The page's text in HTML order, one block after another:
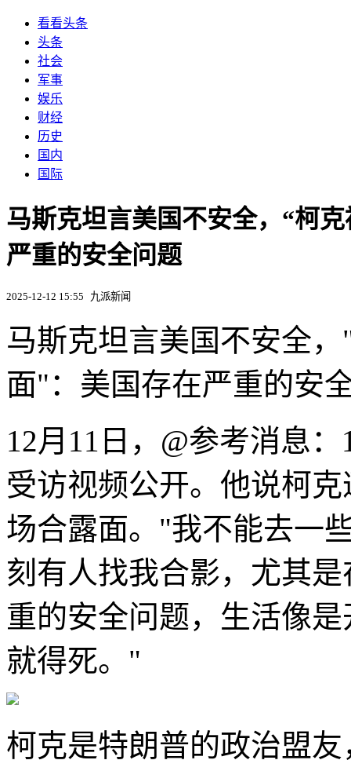
看看头条
头条
社会
军事
娱乐
财经
历史
国内
国际
马斯克坦言美国不安全，“柯
严重的安全问题
2025-12-12 15:55 九派新闻
马斯克坦言美国不安全
面"：美国存在严重的安
12月11日，@参考消息
受访视频公开。他说柯
场合露面。"我不能去一
刻有人找我合影，尤其
重的安全问题，生活像
就得死。"
柯克是特朗普的政治盟